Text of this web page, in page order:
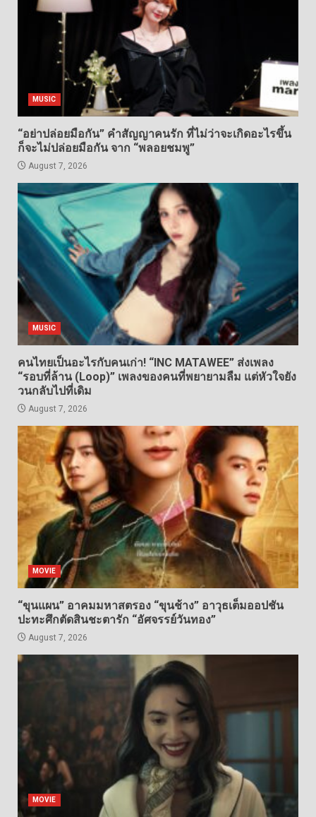
MUSIC
“อย่าปล่อยมือกัน” คำสัญญาคนรัก ที่ไม่ว่าจะเกิดอะไรขึ้น
ก็จะไม่ปล่อยมือกัน จาก “พลอยชมพู”
August 7, 2026
MUSIC
คนไทยเป็นอะไรกับคนเก่า! “INC MATAWEE” ส่งเพลง
“รอบที่ล้าน (Loop)” เพลงของคนที่พยายามลืม แต่หัวใจยัง
วนกลับไปที่เดิม
August 7, 2026
MOVIE
“ขุนแผน” อาคมมหาสตรอง “ขุนช้าง” อาวุธเต็มออปชัน
ปะทะศึกตัดสินชะตารัก “อัศจรรย์วันทอง”
August 7, 2026
MOVIE